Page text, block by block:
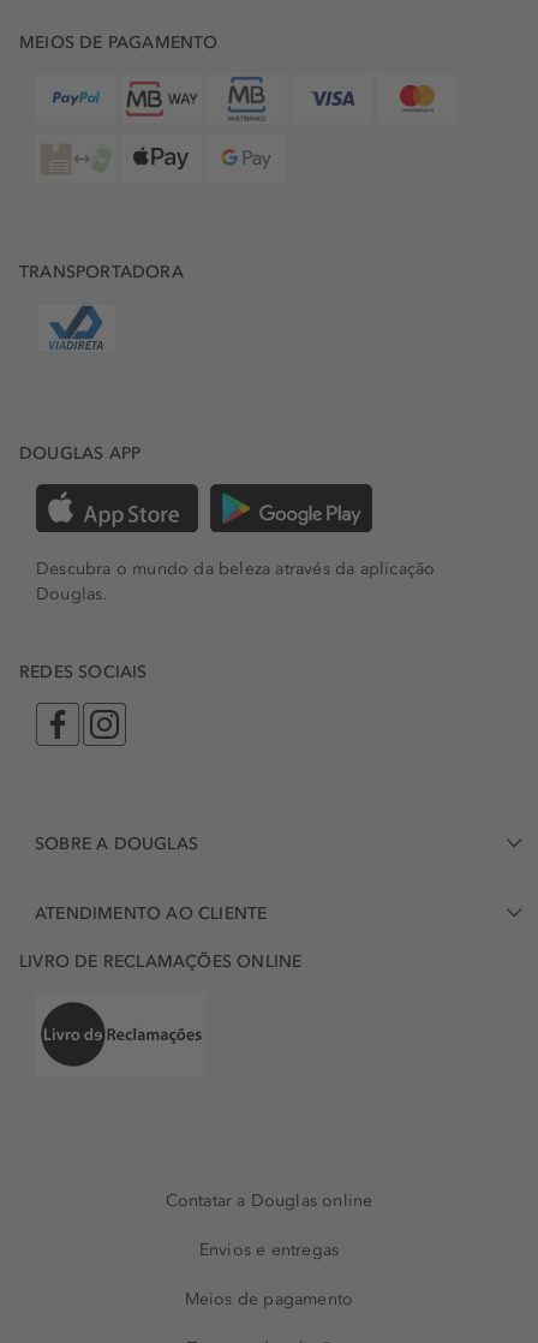
MEIOS DE PAGAMENTO
TRANSPORTADORA
DOUGLAS APP
Descubra o mundo da beleza através da aplicação
Douglas.
REDES SOCIAIS
SOBRE A DOUGLAS
ATENDIMENTO AO CLIENTE
LIVRO DE RECLAMAÇÕES ONLINE
Contatar a Douglas online
Envios e entregas
Meios de pagamento